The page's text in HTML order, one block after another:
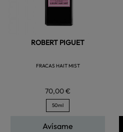
ROBERT PIGUET
FRACAS HAIT MIST
70,00 €
50ml
Avísame